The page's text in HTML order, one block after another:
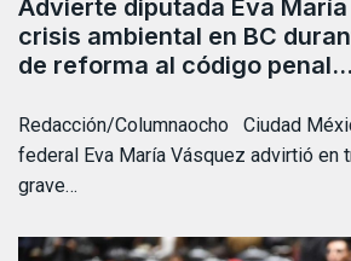
Advierte diputada Eva
crisis ambiental en BC
de reforma al código penal…
Redacción/Columnaocho Ciudad
federal Eva María Vásquez advirtió en
grave…